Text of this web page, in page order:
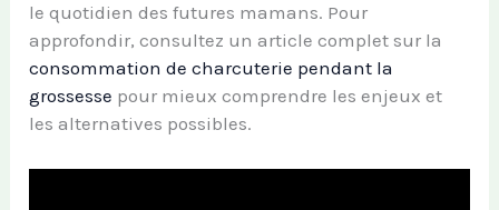
le quotidien des futures mamans. Pour
approfondir, consultez un article complet sur la
consommation de charcuterie pendant la
grossesse pour mieux comprendre les enjeux et
les alternatives possibles.